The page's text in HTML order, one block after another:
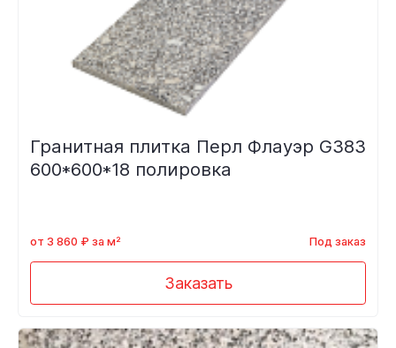
Гранитная плитка Перл Флауэр G383
600*600*18 полировка
от 3 860 ₽ за м² Под заказ
Заказать